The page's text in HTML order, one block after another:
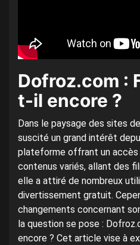
Dofroz.com :
t-il encore ?
Dans le paysage des sites
suscité un grand intérêt
plateforme offrant un accès
contenus variés, allant des
elle a attiré de nombreux
divertissement gratuit.
changements concernant
la question se pose :
encore ? Cet article vise à